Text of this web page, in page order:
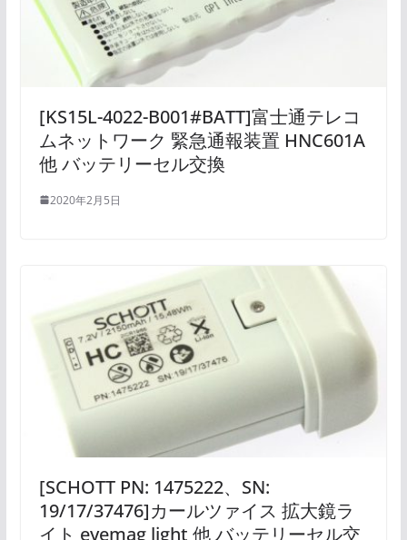
[KS15L-4022-B001#BATT]富士通テレコ
ムネットワーク 緊急通報装置 HNC601A
他 バッテリーセル交換
2020年2月5日
[SCHOTT PN: 1475222、SN:
19/17/37476]カールツァイス 拡大鏡ラ
イト eyemag light 他 バッテリーセル交